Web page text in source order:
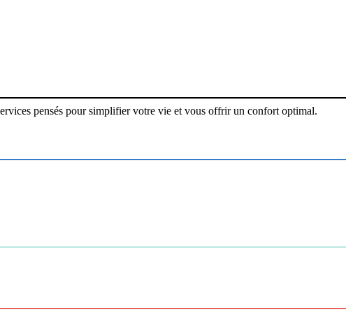
pensés pour simplifier votre vie et vous offrir un confort optimal.